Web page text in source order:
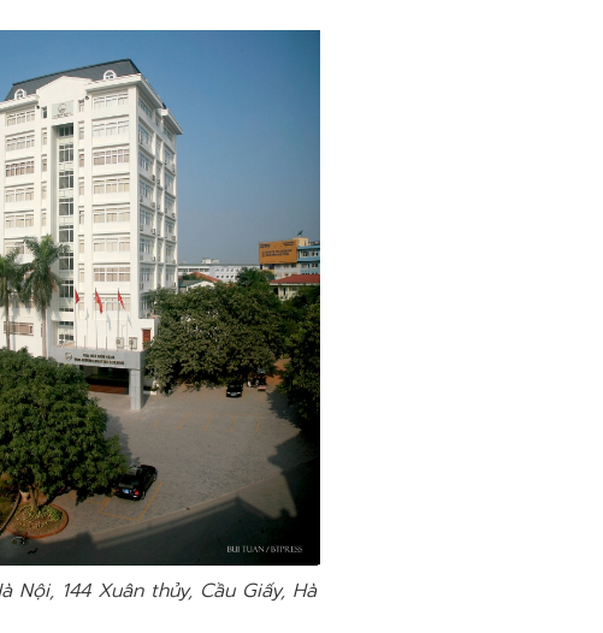
144 Xuân thủy, Cầu Giấy, Hà